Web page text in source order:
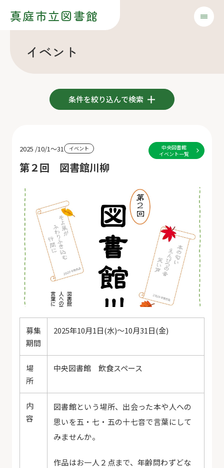
真庭市立図書館
イベント
条件を絞り込んで検索
2025 /10/1～31 イベント
第２回 図書館川柳
中央図書館
イベント一覧
募集
期間
2025年10月1日(水)～10月31日(金)
場
所
中央図書館 飲食スペース
内
容
図書館という場所、出会った本や人への
思いを五・七・五の十七音で言葉にして
みませんか。
作品はお一人２点まで、年齢問わずどな